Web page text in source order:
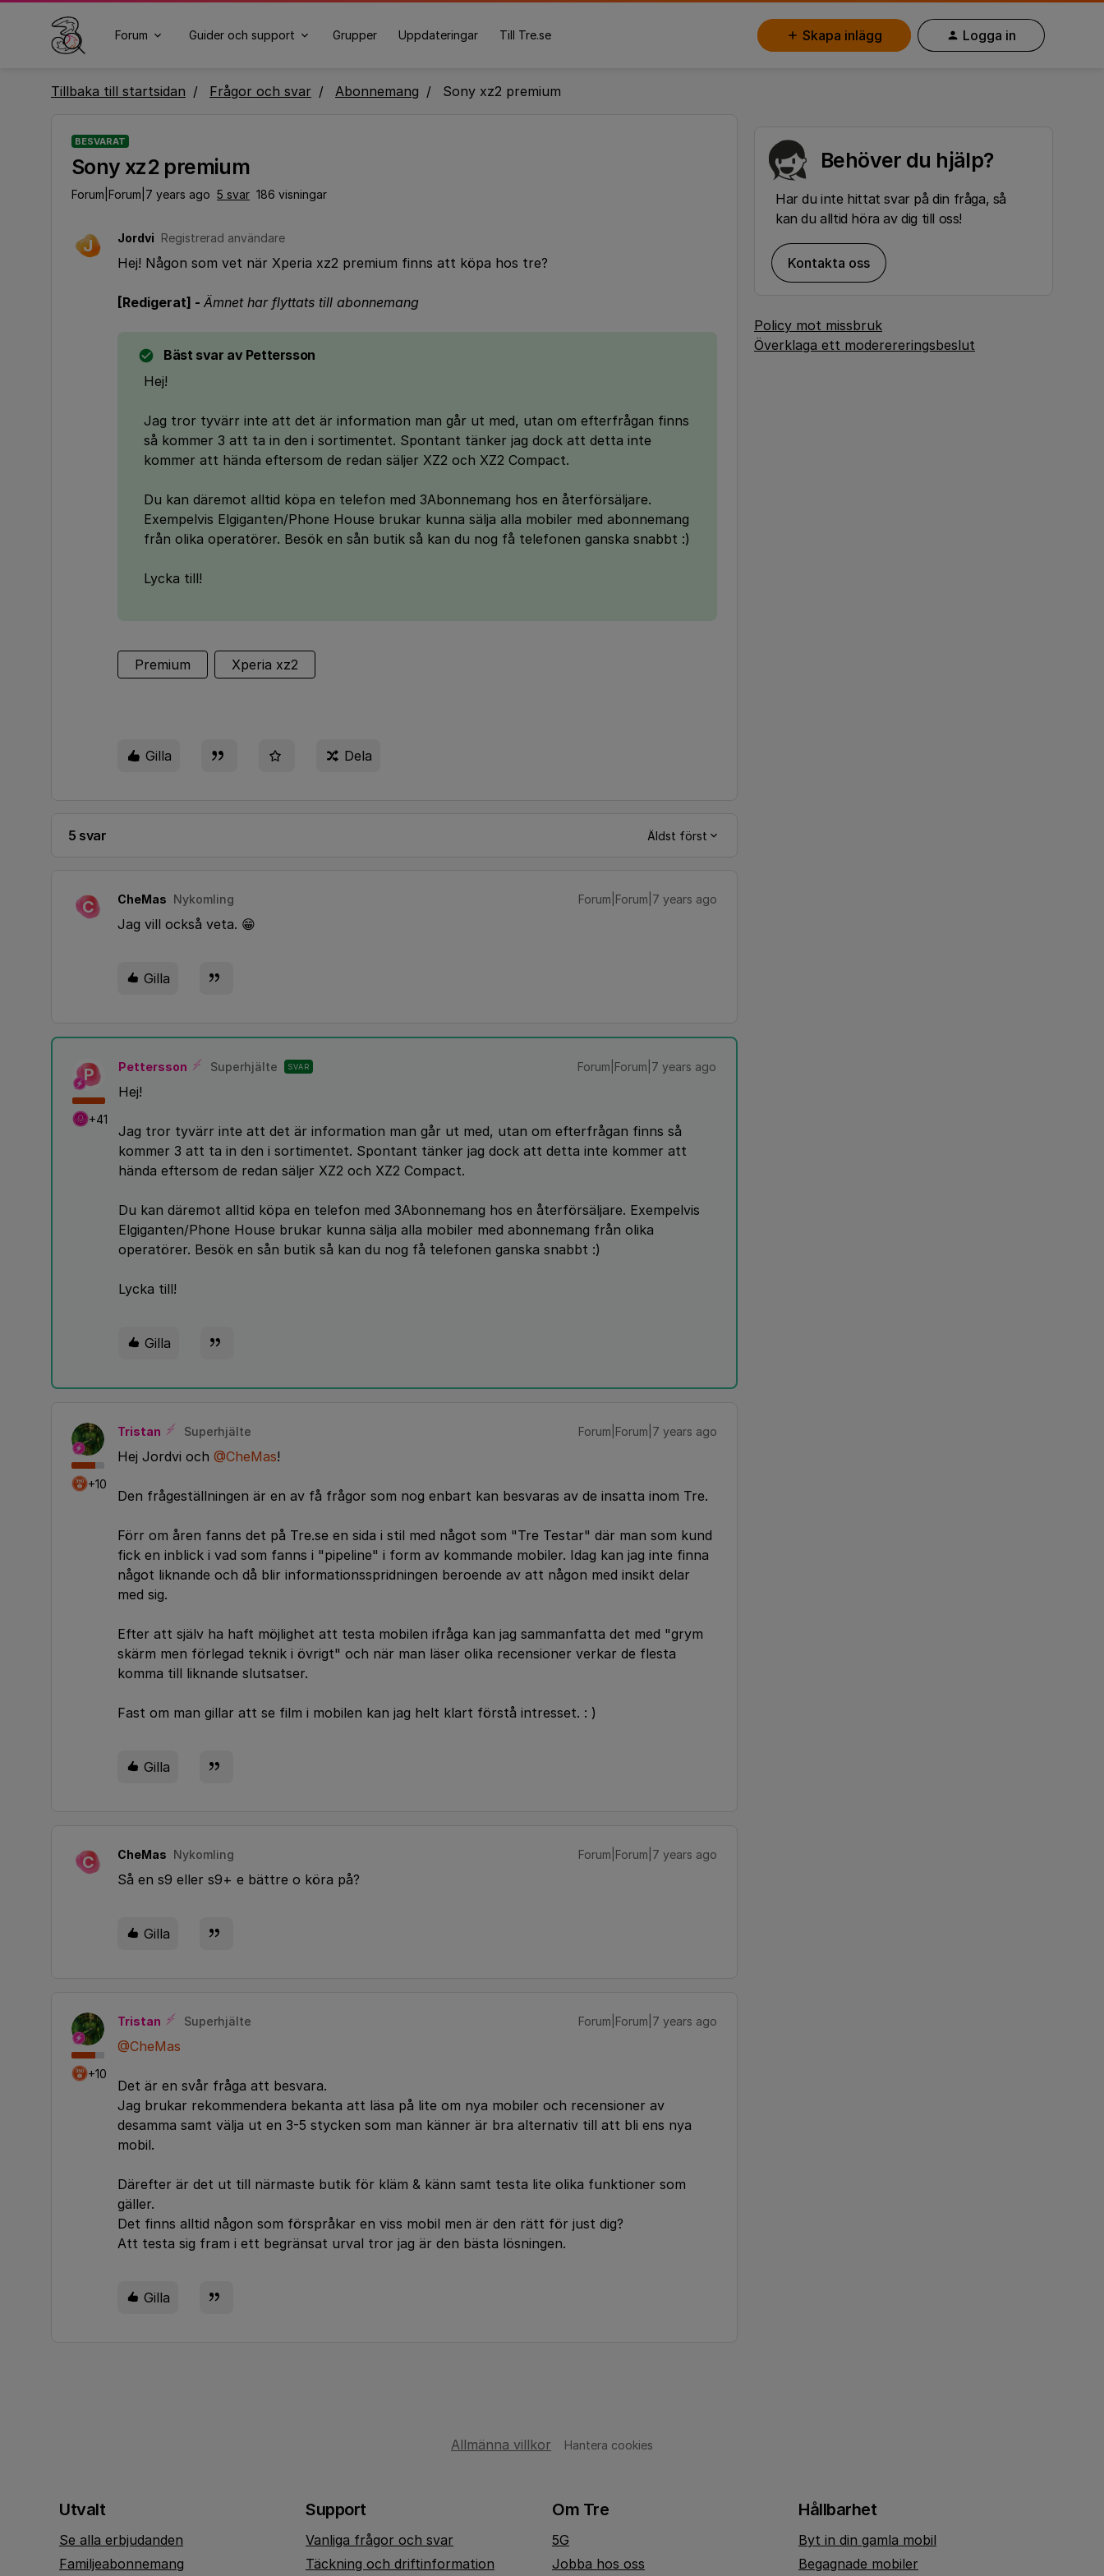
Forum Guider och support Grupper Uppdateringar Till Tre.se Skapa inlägg Logga in
Tillbaka till startsidan Frågor och svar Abonnemang Sony xz2 premium
BESVARAT
Sony xz2 premium
Forum|Forum|7 years ago 5 svar 186 visningar
J Jordvi Registrerad användare
Hej! Någon som vet när Xperia xz2 premium finns att köpa hos tre?
[Redigerat] - Ämnet har flyttats till abonnemang
Bäst svar av Pettersson
Hej!
Jag tror tyvärr inte att det är information man går ut med, utan om efterfrågan finns
så kommer 3 att ta in den i sortimentet. Spontant tänker jag dock att detta inte
kommer att hända eftersom de redan säljer XZ2 och XZ2 Compact.
Du kan däremot alltid köpa en telefon med 3Abonnemang hos en återförsäljare.
Exempelvis Elgiganten/Phone House brukar kunna sälja alla mobiler med abonnemang
från olika operatörer. Besök en sån butik så kan du nog få telefonen ganska snabbt :)
Lycka till!
Premium Xperia xz2
Gilla Dela
5 svar Äldst först
C CheMas Nykomling Forum|Forum|7 years ago
Jag vill också veta. 😁
Gilla
P
+41
Pettersson Superhjälte SVAR Forum|Forum|7 years ago
Hej!
Jag tror tyvärr inte att det är information man går ut med, utan om efterfrågan finns så
kommer 3 att ta in den i sortimentet. Spontant tänker jag dock att detta inte kommer att
hända eftersom de redan säljer XZ2 och XZ2 Compact.
Du kan däremot alltid köpa en telefon med 3Abonnemang hos en återförsäljare. Exempelvis
Elgiganten/Phone House brukar kunna sälja alla mobiler med abonnemang från olika
operatörer. Besök en sån butik så kan du nog få telefonen ganska snabbt :)
Lycka till!
Gilla
+10
Tristan Superhjälte Forum|Forum|7 years ago
Hej Jordvi och @CheMas!
Den frågeställningen är en av få frågor som nog enbart kan besvaras av de insatta inom Tre.
Förr om åren fanns det på Tre.se en sida i stil med något som "Tre Testar" där man som kund
fick en inblick i vad som fanns i "pipeline" i form av kommande mobiler. Idag kan jag inte finna
något liknande och då blir informationsspridningen beroende av att någon med insikt delar
med sig.
Efter att själv ha haft möjlighet att testa mobilen ifråga kan jag sammanfatta det med "grym
skärm men förlegad teknik i övrigt" och när man läser olika recensioner verkar de flesta
komma till liknande slutsatser.
Fast om man gillar att se film i mobilen kan jag helt klart förstå intresset. : )
Gilla
C CheMas Nykomling Forum|Forum|7 years ago
Så en s9 eller s9+ e bättre o köra på?
Gilla
+10
Tristan Superhjälte Forum|Forum|7 years ago
@CheMas
Det är en svår fråga att besvara.
Jag brukar rekommendera bekanta att läsa på lite om nya mobiler och recensioner av
desamma samt välja ut en 3-5 stycken som man känner är bra alternativ till att bli ens nya
mobil.
Därefter är det ut till närmaste butik för kläm & känn samt testa lite olika funktioner som
gäller.
Det finns alltid någon som förspråkar en viss mobil men är den rätt för just dig?
Att testa sig fram i ett begränsat urval tror jag är den bästa lösningen.
Gilla
Behöver du hjälp?
Har du inte hittat svar på din fråga, så
kan du alltid höra av dig till oss!
Kontakta oss
Policy mot missbruk
Överklaga ett moderereringsbeslut
Allmänna villkor Hantera cookies
Utvalt
Se alla erbjudanden
Familjeabonnemang
Support
Vanliga frågor och svar
Täckning och driftinformation
Om Tre
5G
Jobba hos oss
Hållbarhet
Byt in din gamla mobil
Begagnade mobiler